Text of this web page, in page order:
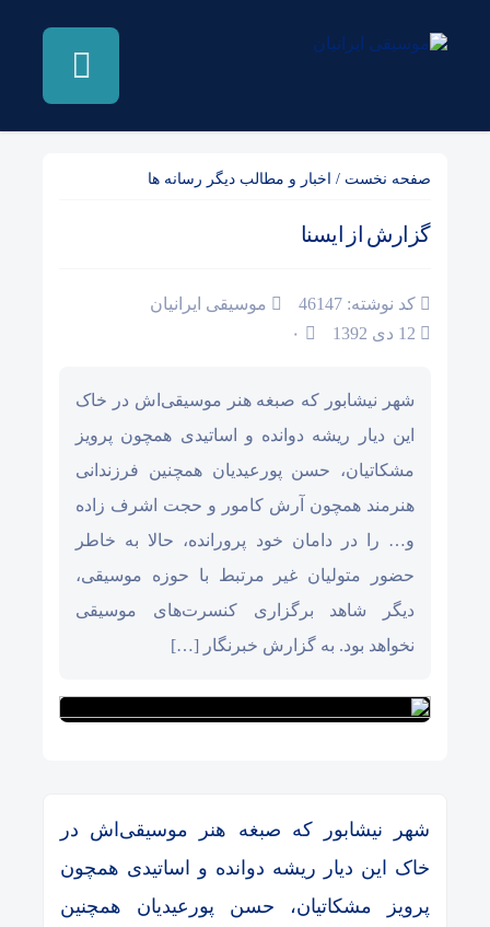
صفحه نخست / اخبار و مطالب دیگر رسانه ها
گزارش از ایسنا
کد نوشته: 46147
موسیقی ایرانیان
۰
شهر نیشابور که صبغه هنر موسیقی‌اش در خاک
این دیار ریشه دوانده و اساتیدی همچون پرویز
مشکاتیان، حسن پورعیدیان همچنین فرزندانی
هنرمند همچون آرش کامور و حجت اشرف زاده
و… را در دامان خود پرورانده، حالا به خاطر
حضور متولیان غیر مرتبط با حوزه موسیقی،
دیگر شاهد برگزاری کنسرت‌های موسیقی
نخواهد بود. به گزارش خبرنگار […]
شهر نیشابور که صبغه هنر موسیقی‌اش در
خاک این دیار ریشه دوانده و اساتیدی همچون
پرویز مشکاتیان، حسن پورعیدیان همچنین